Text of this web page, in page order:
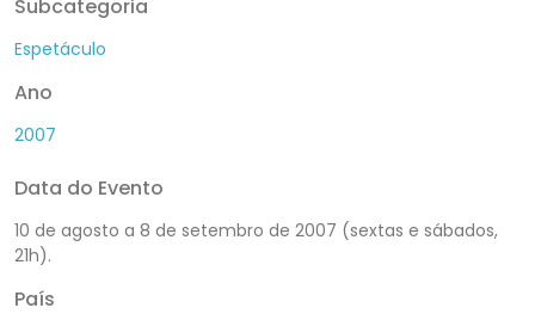
Subcategoria
Espetáculo
Ano
2007
Data do Evento
10 de agosto a 8 de setembro de 2007 (sextas e sábados,
21h).
País